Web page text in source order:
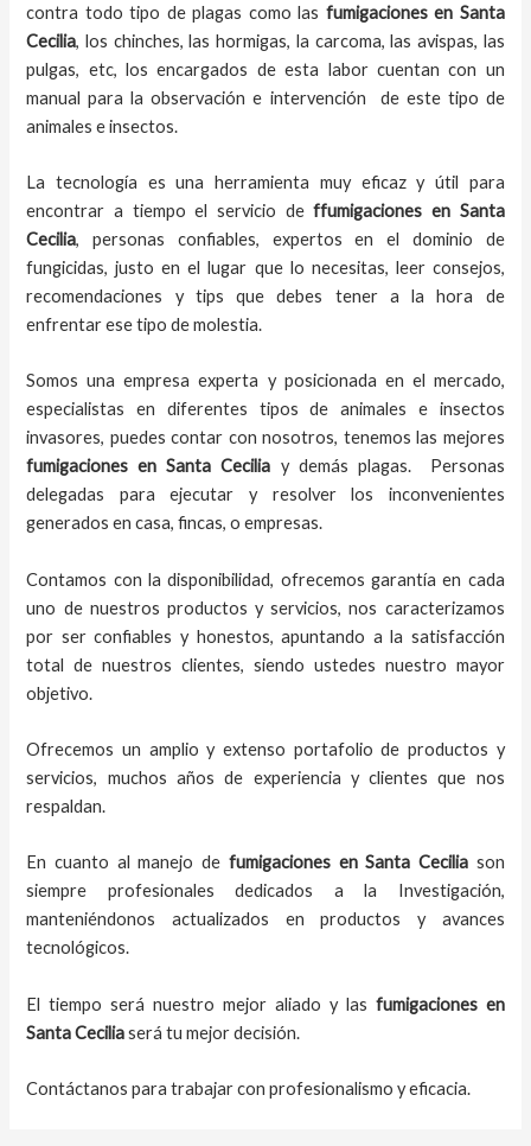
contra todo tipo de plagas como las fumigacionesen Santa
Cecilia, los chinches, las hormigas, la carcoma, las avispas, las
pulgas, etc, los encargados de esta labor cuentan con un
manual para la observación e intervención de este tipo de
animales e insectos.
La tecnología es una herramienta muy eficaz y útil para
encontrar a tiempo el servicio deffumigaciones en Santa
Cecilia, personas confiables, expertos en el dominio de
fungicidas, justo en el lugar que lo necesitas, leer consejos,
recomendaciones y tips que debes tener a la hora de
enfrentar ese tipo de molestia.
Somos una empresa experta y posicionada en el mercado,
especialistas en diferentes tipos de animales e insectos
invasores, puedes contar con nosotros, tenemos las mejores
fumigaciones enSanta Cecilia y demás plagas. Personas
delegadas para ejecutar y resolver los inconvenientes
generados en casa, fincas, o empresas.
Contamos con la disponibilidad, ofrecemos garantía en cada
uno de nuestros productos y servicios, nos caracterizamos
por ser confiables y honestos, apuntando a la satisfacción
total de nuestros clientes, siendo ustedes nuestro mayor
objetivo.
Ofrecemos un amplio y extenso portafolio de productos y
servicios, muchos años de experiencia y clientes que nos
respaldan.
En cuanto almanejo de fumigaciones enSanta Cecilia son
siempre profesionales dedicados a la Investigación,
manteniéndonos actualizados en productos y avances
tecnológicos.
El tiempo será nuestro mejor aliado y las fumigaciones en
Santa Ceciliaserá tu mejor decisión.
Contáctanos para trabajar con profesionalismo y eficacia.